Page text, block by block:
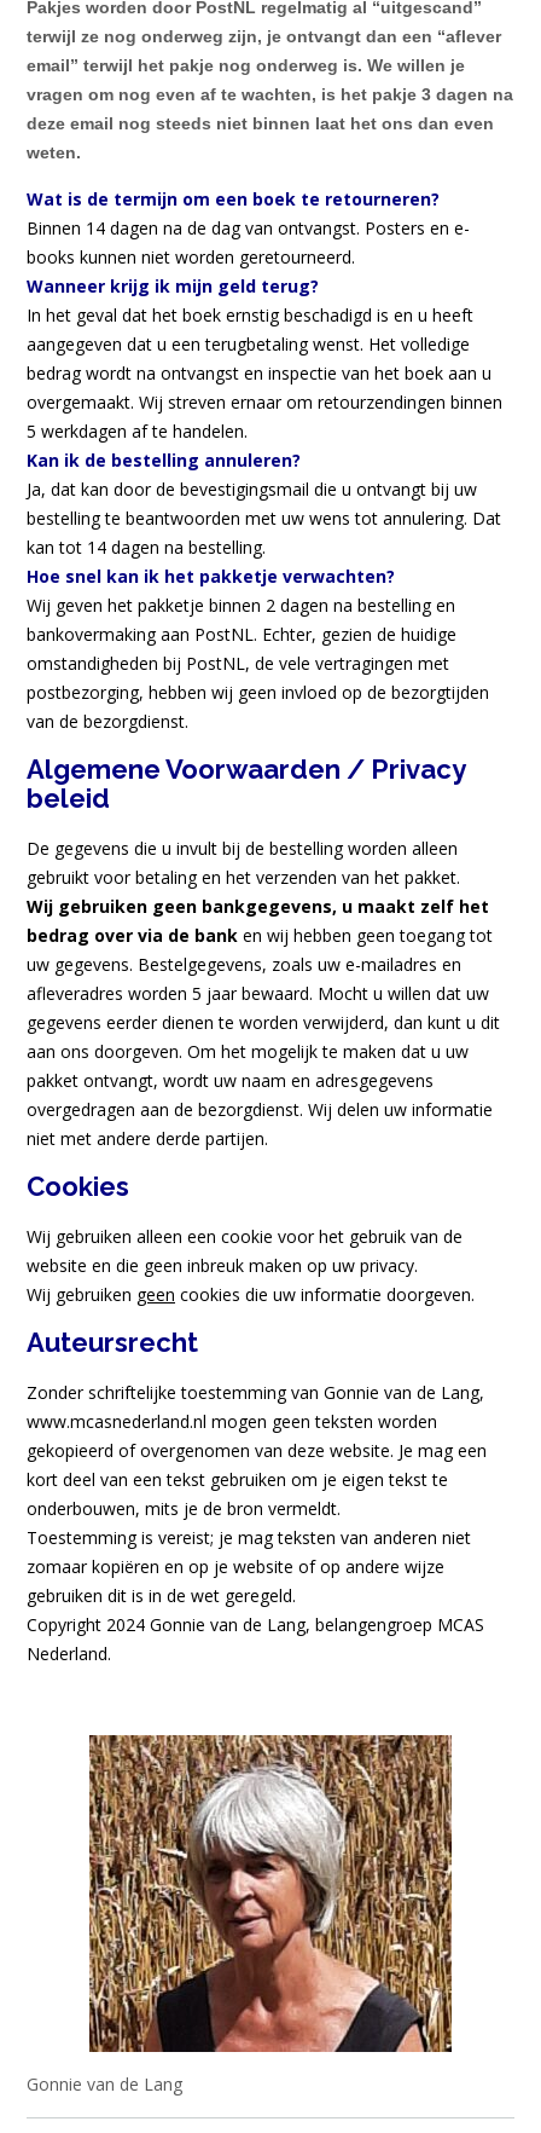
Pakjes worden door PostNL regelmatig al “uitgescand”
terwijl ze nog onderweg zijn, je ontvangt dan een “aflever
email” terwijl het pakje nog onderweg is. We willen je
vragen om nog even af te wachten, is het pakje 3 dagen na
deze email nog steeds niet binnen laat het ons dan even
weten.
Wat is de termijn om een ​​boek te retourneren?
Binnen 14 dagen na de dag van ontvangst. Posters en e-
books kunnen niet worden geretourneerd.
Wanneer krijg ik mijn geld terug?
In het geval dat het boek ernstig beschadigd is en u heeft
aangegeven dat u een terugbetaling wenst. Het volledige
bedrag wordt na ontvangst en inspectie van het boek aan u
overgemaakt. Wij streven ernaar om retourzendingen binnen
5 werkdagen af te handelen.
Kan ik de bestelling annuleren?
Ja, dat kan door de bevestigingsmail die u ontvangt bij uw
bestelling te beantwoorden met uw wens tot annulering. Dat
kan tot 14 dagen na bestelling.
Hoe snel kan ik het pakketje verwachten?
Wij geven het pakketje binnen 2 dagen na bestelling en
bankovermaking aan PostNL. Echter, gezien de huidige
omstandigheden bij PostNL, de vele vertragingen met
postbezorging, hebben wij geen invloed op de bezorgtijden
van de bezorgdienst.
Algemene Voorwaarden / Privacy
beleid
De gegevens die u invult bij de bestelling worden alleen
gebruikt voor betaling en het verzenden van het pakket.
Wij gebruiken geen bankgegevens, u maakt zelf het
bedrag over via de bank en wij hebben geen toegang tot
uw gegevens. Bestelgegevens, zoals uw e-mailadres en
afleveradres worden 5 jaar bewaard. Mocht u willen dat uw
gegevens eerder dienen te worden verwijderd, dan kunt u dit
aan ons doorgeven. Om het mogelijk te maken dat u uw
pakket ontvangt, wordt uw naam en adresgegevens
overgedragen aan de bezorgdienst. Wij delen uw informatie
niet met andere derde partijen.
Cookies
Wij gebruiken alleen een cookie voor het gebruik van de
website en die geen inbreuk maken op uw privacy.
Wij gebruiken geen cookies die uw informatie doorgeven.
Auteursrecht
Zonder schriftelijke toestemming van Gonnie van de Lang,
www.mcasnederland.nl mogen geen teksten worden
gekopieerd of overgenomen van deze website. Je mag een
kort deel van een tekst gebruiken om je eigen tekst te
onderbouwen, mits je de bron vermeldt.
Toestemming is vereist; je mag teksten van anderen niet
zomaar kopiëren en op je website of op andere wijze
gebruiken dit is in de wet geregeld.
Copyright 2024 Gonnie van de Lang, belangengroep MCAS
Nederland.
Gonnie van de Lang